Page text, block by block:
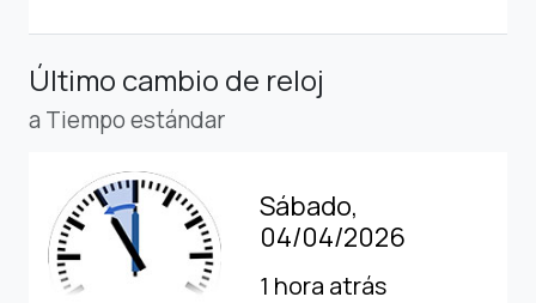
Último cambio de reloj
a Tiempo estándar
Sábado,
04/04/2026
1 hora atrás